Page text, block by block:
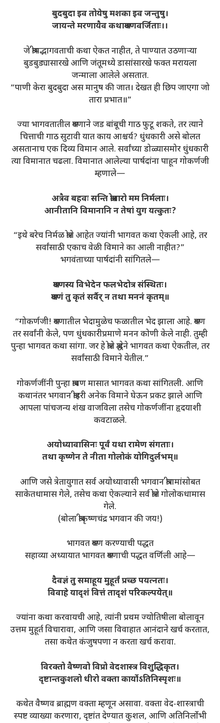
बुदबुदा इव तोयेषु मशका इव जन्तुषु।
जायन्ते मरणायैव कथाश्रवणवर्जिताः।।
जे श्रीमद्भागवताची कथा ऐकत नाहीत, ते पाण्यात उठणाऱ्या
बुडबुड्यासारखे आणि जंतूमध्ये डासांसारखे फक्त मरायला
जन्माला आलेले असतात.
“पाणी केरा बुदबुदा अस मानुष की जात। देखत ही छिप जाएगा जो
तारा प्रभात॥”
ज्या भागवतातील श्रवणाने जड बांबूची गाठ फुटू शकते, तर त्याने
चित्ताची गाठ सुटावी यात काय आश्चर्य? धुंधकारी असे बोलत
असतानाच एक दिव्य विमान आले. सर्वांच्या डोळ्यासमोर धुंधकारी
त्या विमानात चढला. विमानात आलेल्या पार्षदांना पाहून गोकर्णजी
म्हणाले—
अत्रैव बहवः सन्ति श्रोतारो मम निर्मलाः।
आनीतानि विमानानि न तेषां युग यत्कुतः?
“इथे बरेच निर्मळ श्रोते आहेत ज्यांनी भागवत कथा ऐकली आहे, तर
सर्वांसाठी एकाच वेळी विमाने का आली नाहीत?”
भगवंताच्या पार्षदांनी सांगितले—
श्रवणस्य विभेदेन फलभेदोत्र संस्थितः।
श्रवणं तु कृतं सर्वैर् न तथा मननं कृतम्॥
“गोकर्णजी! श्रवणातील भेदामुळेच फळातील भेद झाला आहे. श्रवण
तर सर्वांनी केले, पण धुंधकारीप्रमाणे मनन कोणी केले नाही. तुम्ही
पुन्हा भागवत कथा सांगा. जर हे श्रोते श्रद्धेने भागवत कथा ऐकतील, तर
सर्वांसाठी विमाने येतील.”
गोकर्णजींनी पुन्हा श्रावण मासात भागवत कथा सांगितली. आणि
कथानंतर भगवान श्रीहरी अनेक विमाने घेऊन प्रकट झाले आणि
आपला पांचजन्य शंख वाजविला तसेच गोकर्णजींना हृदयाशी
कवटाळले.
अयोध्यावासिनः पूर्वं यथा रामेण संगताः।
तथा कृष्णेन ते नीता गोलोकं योगिदुर्लभम्॥
आणि जसे त्रेतायुगात सर्व अयोध्यावासी भगवान श्रीरामांसोबत
साकेतधामास गेले, तसेच कथा ऐकल्याने सर्व श्रोते गोलोकधामास
गेले.
(बोला श्रीकृष्णचंद्र भगवान की जय!)
भागवत श्रवण करण्याची पद्धत
सहाव्या अध्यायात भागवत श्रवणाची पद्धत वर्णिली आहे—
दैवज्ञं तु समाहूय मुहूर्तं प्रच्छ पयत्नतः।
विवाहे यादृशं वित्तं तादृशं परिकल्पयेत्॥
ज्यांना कथा करवायची आहे, त्यांनी प्रथम ज्योतिषीला बोलावून
उत्तम मुहूर्त विचारावा, आणि जसा विवाहात आनंदाने खर्च करतात,
तसा कथेत कंजुषपणा न करता खर्च करावा.
विरक्तो वैष्णवो विप्रो वेदशास्त्र विशुद्धिकृत।
दृष्टान्तकुशलो धीरो वक्ता कार्योऽतिनिस्पृशः॥
कथेत वैष्णव ब्राह्मण वक्ता म्हणून असावा. वक्ता वेद-शास्त्राची
स्पष्ट व्याख्या करणारा, दृष्टांत देण्यात कुशल, आणि अतिनिर्लोभी